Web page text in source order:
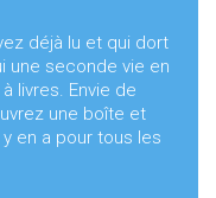
déjà lu et qui dort
une seconde vie en
livres. Envie de
une boîte et
en a pour tous les